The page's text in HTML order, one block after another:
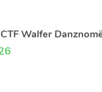
Walfer